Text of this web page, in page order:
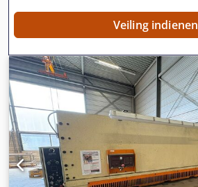
Veiling indienen